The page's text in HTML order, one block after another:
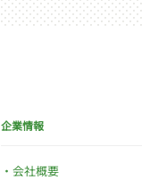
企業情報
会社概要